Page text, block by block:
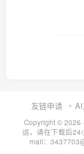
友链申请
Copyright © 2026
运，请在下载后24
mail：